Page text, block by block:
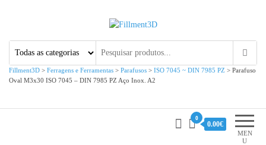
Fillment3D
Fillment3D > Ferragens e Ferramentas > Parafusos > ISO 7045 ~ DIN 7985 PZ > Parafuso
Oval M3x30 ISO 7045 – DIN 7985 PZ Aço Inox. A2
MEN
U
0
0.00€